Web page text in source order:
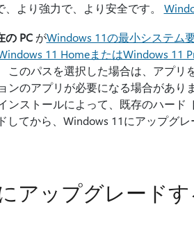
より強力で、より安全です。
の PCがWindows 11の最小システム
11 HomeまたはWindows 11
このパスを選択した場合は、アプリ
のアプリが必要になる場合があり
ンストールによって、既存のハード
してから、Windows 11にアップグ
アップグレード